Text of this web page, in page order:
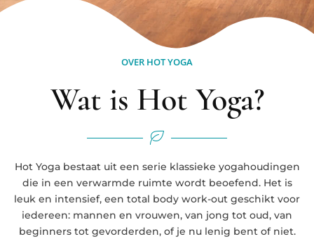
OVER HOT YOGA
Wat is Hot Yoga?
Hot Yoga bestaat uit een serie klassieke yogahoudingen
die in een verwarmde ruimte wordt beoefend. Het is
leuk en intensief, een total body work-out geschikt voor
iedereen: mannen en vrouwen, van jong tot oud, van
beginners tot gevorderden, of je nu lenig bent of niet.